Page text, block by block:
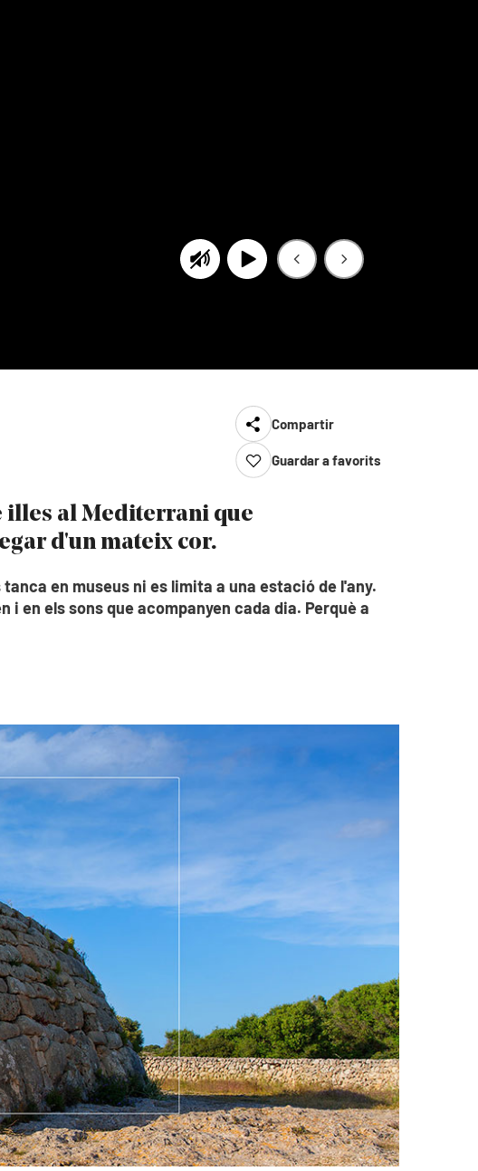
Compartir
Guardar a favorits
illes al Mediterrani que
d'un mateix cor.
en museus ni es limita a una estació de l'any.
i en els sons que acompanyen cada dia. Perquè a